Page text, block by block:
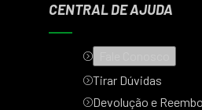
CENTRAL DE AJUDA
Tirar Dúvidas
Devolução e